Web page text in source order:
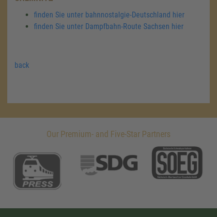
finden Sie unter bahnnostalgie-Deutschland hier
finden Sie unter Dampfbahn-Route Sachsen hier
back
Our Premium- and Five-Star Partners